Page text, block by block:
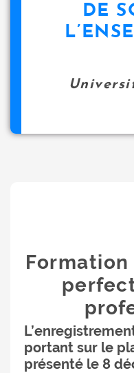
DE
portant sur le
présenté le 8